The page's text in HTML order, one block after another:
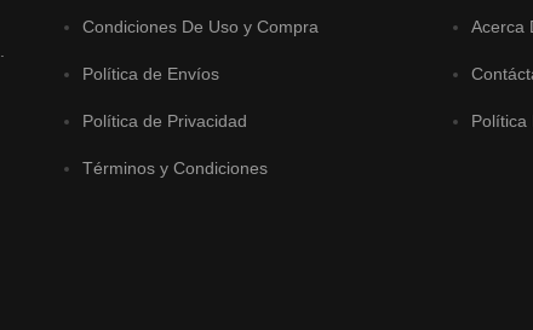
Condiciones De Uso y Compra
Política de Envíos
Política de Privacidad
Términos y Condiciones
Acerca
Política